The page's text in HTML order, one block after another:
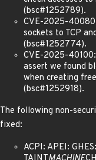
(bsc#1252789).
CVE-2025-
sockets to TCP
(bsc#1252774).
CVE-2025-
assert we found
when creating
(bsc#1252918).
The following non-
fixed:
ACPI: APEI: